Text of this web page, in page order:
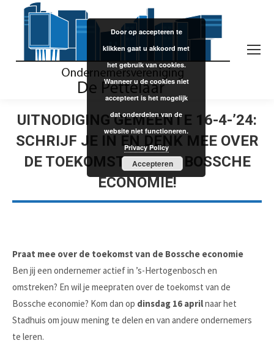
UITNODIGING GEMEENTE 16-4-’24:
SCHRIJF JE IN EN DENK MEE OVER
DE TOEKOMST VAN DE BOSSCHE
ECONOMIE!
Praat mee over de toekomst van de Bossche economie
Ben jij een ondernemer actief in ’s-Hertogenbosch en
omstreken? En wil je meepraten over de toekomst van de
Bossche economie? Kom dan op dinsdag 16 aprilnaar het
Stadhuis om jouw mening te delen en van andere ondernemers
te leren.
Door op accepteren te
klikken gaat u akkoord met
het gebruik van cookies.
Wanneer u de cookies niet
accepteert is het mogelijk
dat onderdelen van de
website niet functioneren.
Privacy Policy
Accepteren